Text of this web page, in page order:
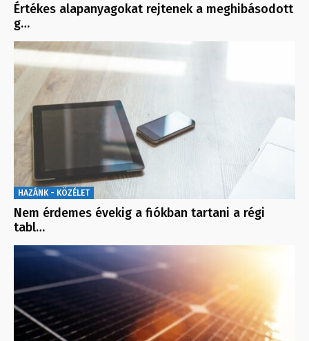
Értékes alapanyagokat rejtenek a meghibásodott
g…
HAZÁNK - KÖZÉLET
Nem érdemes évekig a fiókban tartani a régi
tabl…